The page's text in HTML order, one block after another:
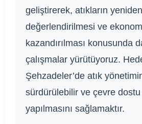
geliştirerek, atıkların yeniden
değerlendirilmesi ve
kazandırılması konusunda
çalışmalar yürütüyoruz.
Şehzadeler’de atık
sürdürülebilir ve çevre
yapılmasını sağlamaktır.